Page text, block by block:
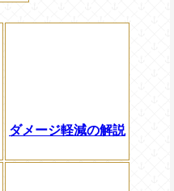
ダメージ軽減の解説